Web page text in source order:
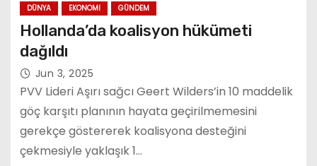
DÜNYA EKONOMI GÜNDEM
Hollanda’da koalisyon hükümeti
dağıldı
Jun 3, 2025
PVV Lideri Aşırı sağcı Geert Wilders’in 10 maddelik
göç karşıtı planının hayata geçirilmemesini
gerekçe göstererek koalisyona desteğini
çekmesiyle yaklaşık 1…